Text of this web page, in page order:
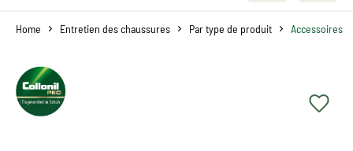
Home Entretien des chaussures Par type de produit Accessoires